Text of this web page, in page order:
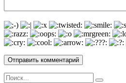
Search